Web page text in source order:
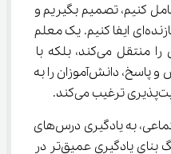
کنیم، تصمیم بگیریم و
در جامعه خود نقش فعال و سازنده‌ای ایفا کنیم. یک معلم
مطالعات اجتماعی ماهر، دانش را منتقل می‌کند، بلکه با
ایجاد فضایی جذاب و پر از پرسش و پاسخ، دانش‌آموزان را به
تأثیر بهترین معلم مطالعات اجتماعی، به یادگیری درس‌های
پایه محدود نمی‌شود، بلکه سنگ بنای یادگیری عمیق‌تر در